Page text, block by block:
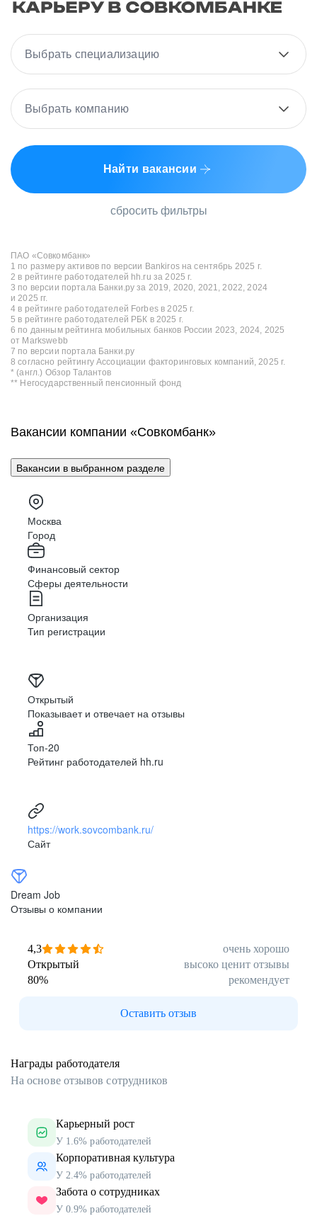
Выбрать специализацию
Выбрать компанию
Найти вакансии
сбросить фильтры
ПАО «Совкомбанк»
1 по размеру активов по версии Bankiros на сентябрь 2025 г.
2 в рейтинге работодателей hh.ru за 2025 г.
3 по версии портала Банки.ру за 2019, 2020, 2021, 2022, 2024
и 2025 гг.
4 в рейтинге работодателей Forbes в 2025 г.
5 в рейтинге работодателей РБК в 2025 г.
6 по данным рейтинга мобильных банков России 2023, 2024, 2025
от Markswebb
7 по версии портала Банки.ру
8 согласно рейтингу Ассоциации факторинговых компаний, 2025 г.
* (англ.) Обзор Талантов
** Негосударственный пенсионный фонд
Вакансии компании «Совкомбанк»
Вакансии в выбранном разделе
Москва
Город
Финансовый сектор
Сферы деятельности
Организация
Тип регистрации
Открытый
Показывает и отвечает на отзывы
Топ-20
Рейтинг работодателей hh.ru
https://work.sovcombank.ru/
Сайт
Dream Job
Отзывы о компании
4,3
очень хорошо
Открытый
высоко ценит отзывы
80% рекомендует
Оставить отзыв
Награды работодателя
На основе отзывов сотрудников
Карьерный рост
У 1.6% работодателей
Корпоративная культура
У 2.4% работодателей
Забота о сотрудниках
У 0.9% работодателей